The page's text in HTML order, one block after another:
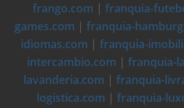
frango.com | franquia-
games.com | franquia-
idiomas.com | franquia-
intercambio.com | franquia-
lavanderia.com | franquia-
logistica.com | franquia-